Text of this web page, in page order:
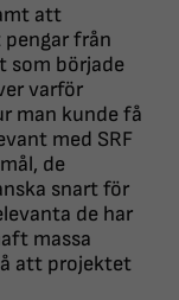
att
från
som började
varför
man kunde få
med SRF
de
snart för
de har
massa
att projektet